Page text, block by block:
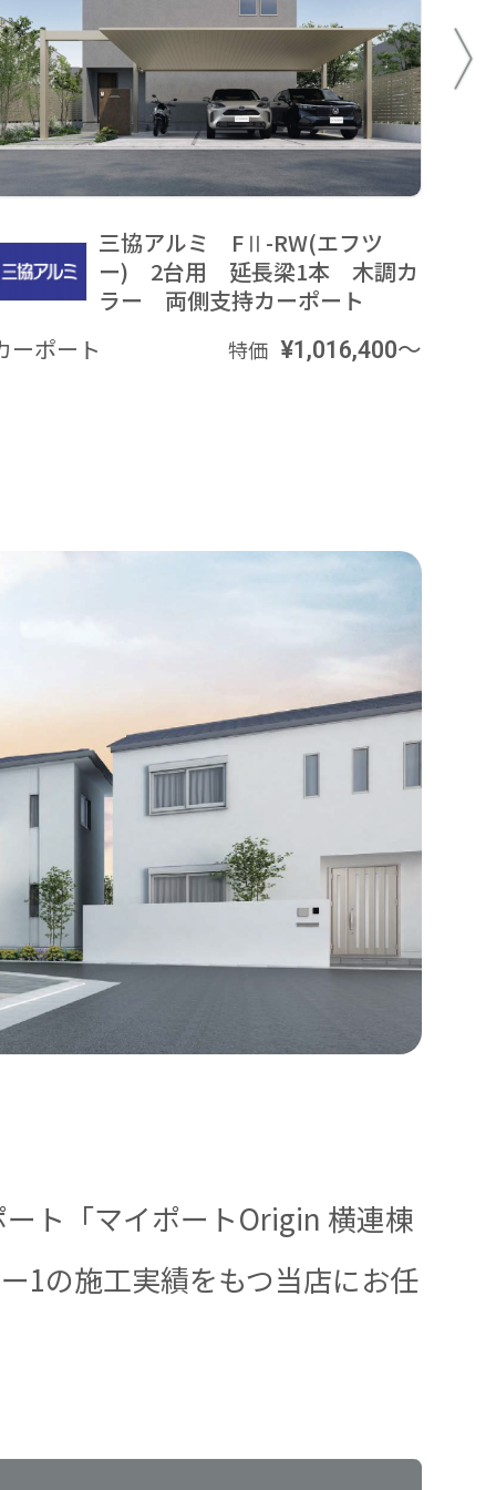
三協アルミ FⅡ-RW(エフツ
ー) 2台用 延長梁1本 木調カ
ラー 両側支持カーポート
ーポート
特価 ¥1,016,400～
ト「マイポートOrigin 横連棟
1の施工実績をもつ当店にお任